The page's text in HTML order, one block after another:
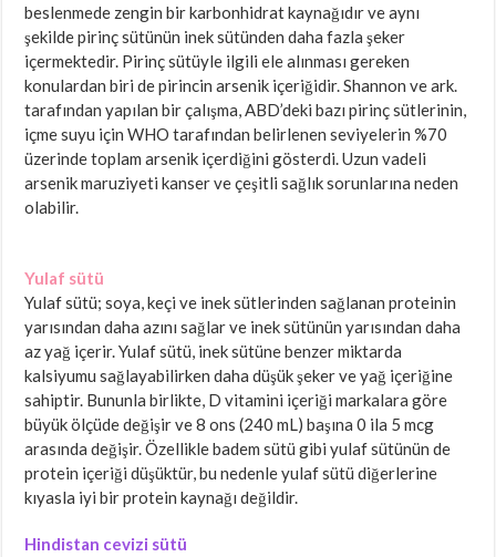
beslenmede zengin bir karbonhidrat kaynağıdır ve aynı
şekilde pirinç sütünün inek sütünden daha fazla şeker
içermektedir. Pirinç sütüyle ilgili ele alınması gereken
konulardan biri de pirincin arsenik içeriğidir. Shannon ve ark.
tarafından yapılan bir çalışma, ABD’deki bazı pirinç sütlerinin,
içme suyu için WHO tarafından belirlenen seviyelerin %70
üzerinde toplam arsenik içerdiğini gösterdi. Uzun vadeli
arsenik maruziyeti kanser ve çeşitli sağlık sorunlarına neden
olabilir.
Yulaf sütü
Yulaf sütü; soya, keçi ve inek sütlerinden sağlanan proteinin
yarısından daha azını sağlar ve inek sütünün yarısından daha
az yağ içerir. Yulaf sütü, inek sütüne benzer miktarda
kalsiyumu sağlayabilirken daha düşük şeker ve yağ içeriğine
sahiptir. Bununla birlikte, D vitamini içeriği markalara göre
büyük ölçüde değişir ve 8 ons (240 mL) başına 0 ila 5 mcg
arasında değişir. Özellikle badem sütü gibi yulaf sütünün de
protein içeriği düşüktür, bu nedenle yulaf sütü diğerlerine
kıyasla iyi bir protein kaynağı değildir.
Hindistan cevizi sütü